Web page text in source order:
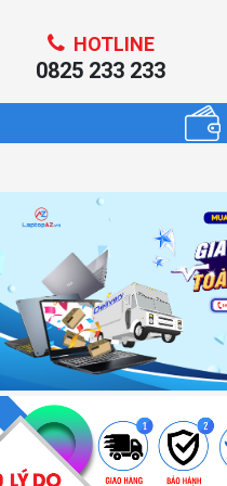
HOTLINE
0825 233 233